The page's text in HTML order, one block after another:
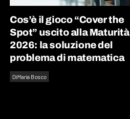
Cos’è il gioco “Cover the
Spot” uscito alla Maturità
2026: la soluzione del
problema di matematica
DiMaria Bosco